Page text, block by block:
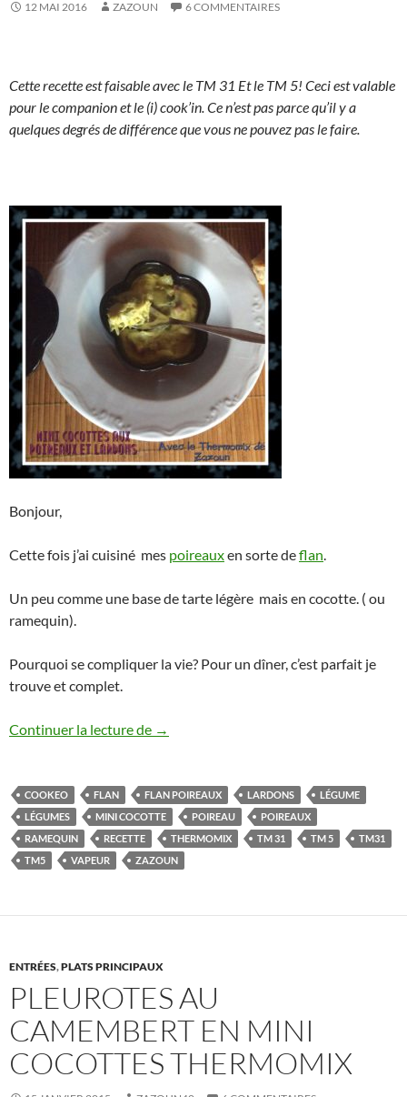
12 MAI 2016 ZAZOUN 6 COMMENTAIRES
Cette recette est faisable avec le TM 31 Et le TM 5! Ceci est valable
pour le companion et le (i) cook’in. Ce n’est pas parce qu’il y a
quelques degrés de différence que vous ne pouvez pas le faire.
Bonjour,
Cette fois j’ai cuisiné mes poireauxen sorte deflan.
Un peu comme une base de tarte légère mais en cocotte. ( ou
ramequin).
Pourquoi se compliquer la vie? Pour un dîner, c’est parfait je
trouve et complet.
Continuer la lecture de Mini cocottes flan aux poireau et
→
COOKEO FLAN FLAN POIREAUX LARDONS
LÉGUME
LÉGUMES
MINI COCOTTE POIREAU
POIREAUX
RAMEQUIN
RECETTE THERMOMIX TM 31 TM 5
TM31
TM5
VAPEUR ZAZOUN
ENTRÉES,PLATS PRINCIPAUX
PLEUROTES AU
CAMEMBERT EN MINI
COCOTTES THERMOMIX